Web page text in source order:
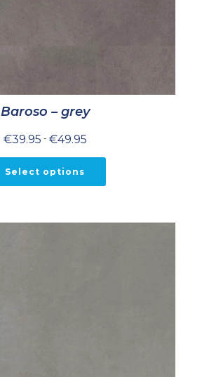
Baroso – grey
€39.95 - €49.95Prijsklasse:
tot
Select options